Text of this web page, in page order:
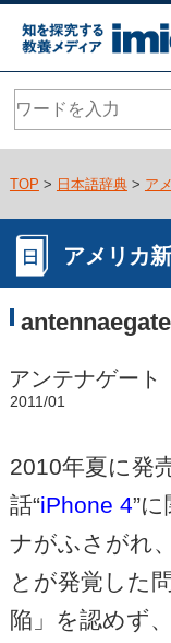
TOP > 日本語辞典> ア
アメリカ
antennaegate
アンテナゲート
2011/01
2010年夏に発
話“iPhone 4”
ナがふさがれ
とが発覚した
陥」を認めず